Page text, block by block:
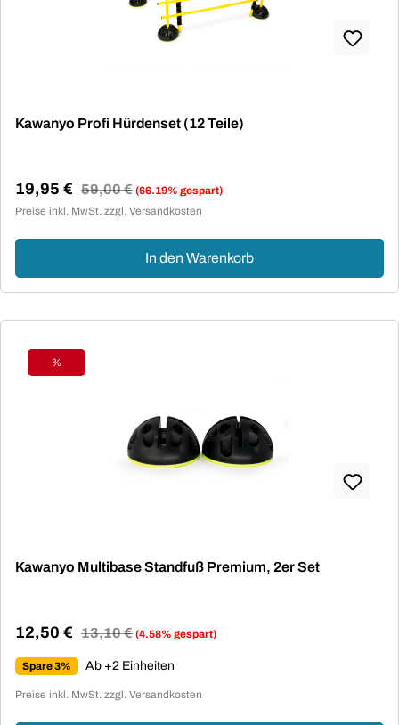
Kawanyo Profi Hürdenset (12 Teile)
Verkaufspreis:
19,95 € Regulärer Preis:
59,00 € (66.19% gespart)
Preise inkl. MwSt. zzgl. Versandkosten
In den Warenkorb
Rabatt
%
Kawanyo Multibase Standfuß Premium, 2er Set
Verkaufspreis:
12,50 € Regulärer Preis:
13,10 € (4.58% gespart)
Spare 3% Ab +2 Einheiten
Preise inkl. MwSt. zzgl. Versandkosten